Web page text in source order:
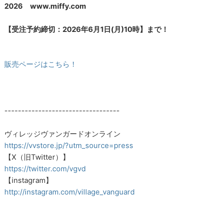
2026 www.miffy.com
【受注予約締切：2026年6月1日(月)10時】まで！
販売ページはこちら！
----------------------------------
ヴィレッジヴァンガードオンライン
https://vvstore.jp/?utm_source=press
【X（旧Twitter）】
https://twitter.com/vgvd
【instagram】
http://instagram.com/village_vanguard